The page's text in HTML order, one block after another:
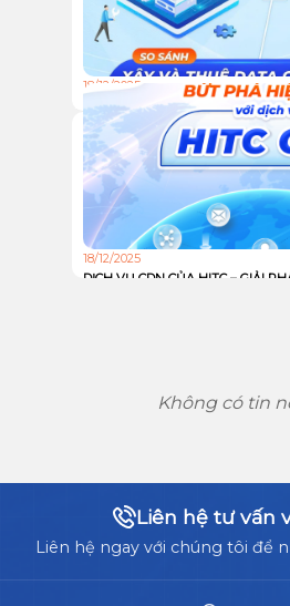
18/12/2025
TỰ XÂY HAY THUÊ TRUNG TÂM
CHỌN TỐI ƯU CHO DOANH
18/12/2025
DỊCH VỤ CDN CỦA HITC – GIẢI
Không có tin
Liên hệ tư vấn
Liên hệ ngay với chúng tôi để